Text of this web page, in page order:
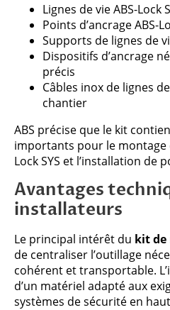
Lignes de vie ABS-Lock
Points d’ancrage ABS-
Supports de lignes de
Dispositifs d’ancrage
précis
Câbles inox de lignes
chantier
ABS précise que le kit
importants pour le montage
Lock SYS et l’installation de
Avantages
installateurs
Le principal intérêt du kit
de centraliser l’outillage
cohérent et transportable.
d’un matériel adapté aux
systèmes de sécurité en